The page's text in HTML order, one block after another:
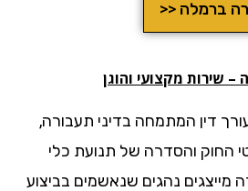
<<
מקצועי והוגן
המתמחה בדיני תעבורה,
והסדרה של תנועת כלי
נהגים שנאשמים בביצוע